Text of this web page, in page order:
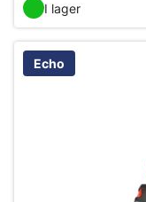
I lager
Echo